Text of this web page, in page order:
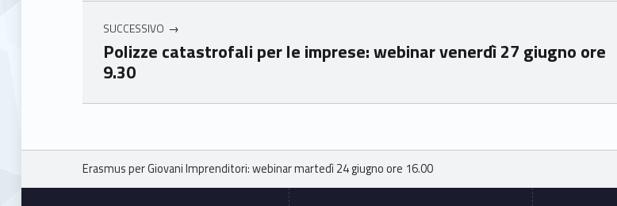
SUCCESSIVO
Polizze catastrofali per le imprese: webinar venerdì 27 giugno ore
9.30
Skip back to main navigation
Breadcrumbs navigation
Erasmus per Giovani Imprenditori: webinar martedì 24 giugno ore 16.00
Footer sidebar